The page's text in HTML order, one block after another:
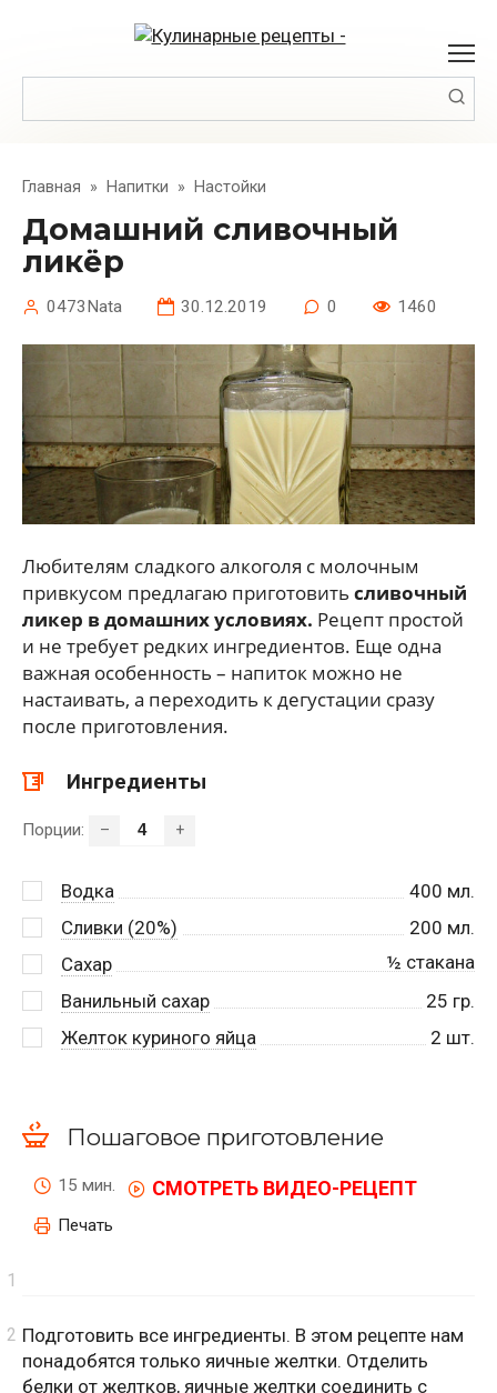
Главная » Напитки » Настойки
Домашний сливочный
ликёр
0473Nata 30.12.2019 0 1460
Любителям сладкого алкоголя с молочным
привкусом предлагаю приготовить сливочный
ликер в домашних условиях. Рецепт простой
и не требует редких ингредиентов. Еще одна
важная особенность – напиток можно не
настаивать, а переходить к дегустации сразу
после приготовления.
Ингредиенты
Порции: – +
Водка 400 мл.
Сливки (20%)
200 мл.
Сахар
½ стакана
Ванильный сахар
25 гр.
Желток куриного яйца
2 шт.
Пошаговое приготовление
15 мин. СМОТРЕТЬ ВИДЕО-РЕЦЕПТ
Печать
Подготовить все ингредиенты. В этом рецепте нам
понадобятся только яичные желтки. Отделить
белки от желтков, яичные желтки соединить с